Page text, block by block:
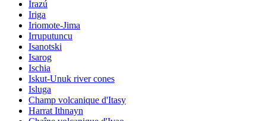
Irazú
Iriga
Iriomote-Jima
Irruputuncu
Isanotski
Isarog
Ischia
Iskut-Unuk river cones
Isluga
Champ volcanique d'Itasy
Harrat Ithnayn